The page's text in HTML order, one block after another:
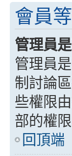
會員
管理員
管理員
制討論
些權限
部的權
回頂端